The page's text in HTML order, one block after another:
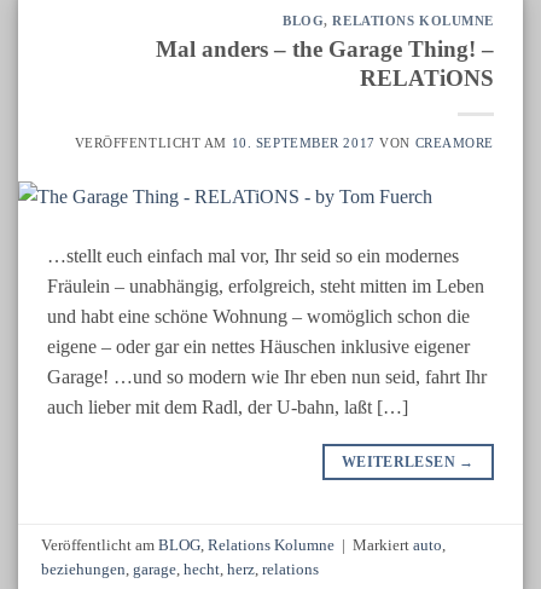
BLOG,RELATIONS KOLUMNE
Mal anders – the Garage Thing! –
RELATiONS
VERÖFFENTLICHT AM 10. SEPTEMBER 2017 VON CREAMORE
…stellt euch einfach mal vor, Ihr seid so ein modernes
Fräulein – unabhängig, erfolgreich, steht mitten im Leben
und habt eine schöne Wohnung – womöglich schon die
eigene – oder gar ein nettes Häuschen inklusive eigener
Garage! …und so modern wie Ihr eben nun seid, fahrt Ihr
auch lieber mit dem Radl, der U-bahn, laßt […]
WEITERLESEN →
Veröffentlicht amBLOG,Relations Kolumne | Markiertauto,
beziehungen,garage,hecht,herz,relations